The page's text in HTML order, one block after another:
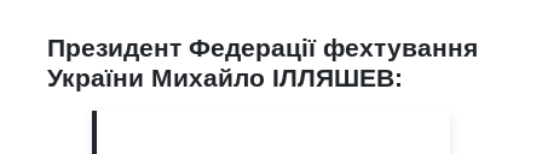
Президент Федерації фехтування
України Михайло ІЛЛЯШЕВ: